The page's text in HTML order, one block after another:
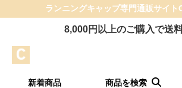
ランニングキャップ専門通販サイト
8,000円以上のご購入で送
新着商品 商品を検索